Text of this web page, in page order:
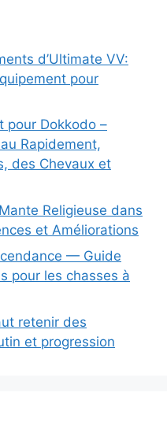
d’Ultimate VV:
pour
pour Dokkodo –
Rapidement,
des Chevaux et
Religieuse dans
et Améliorations
— Guide
pour les chasses à
retenir des
et progression